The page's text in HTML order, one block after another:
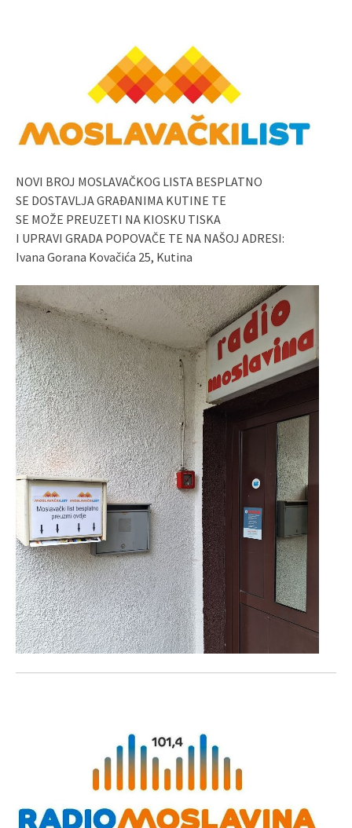
NOVI BROJ MOSLAVAČKOG LISTA BESPLATNO
SE DOSTAVLJA GRAĐANIMA KUTINE TE
SE MOŽE PREUZETI NA KIOSKU TISKA
I UPRAVI GRADA POPOVAČE TE NA NAŠOJ ADRESI:
Ivana Gorana Kovačića 25, Kutina